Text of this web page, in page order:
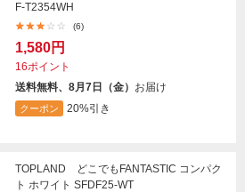
F-T2354WH
(6)
1,580円
16ポイント
送料無料、8月7日（金） お届け
クーポン 20%引き
TOPLAND どこでもFANTASTIC コンパク
ト ホワイト SFDF25-WT